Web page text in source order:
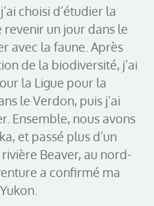
choisi d’étudier la
un jour dans le
avec la faune. Après
de la biodiversité, j’ai
la Ligue pour la
le Verdon, puis j’ai
Ensemble, nous avons
et passé plus d’un
Beaver, au nord-
a confirmé ma